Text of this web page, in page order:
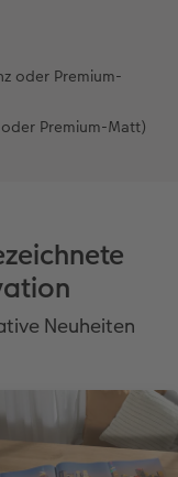
oder Premium-
Premium-Matt)
Neuheiten